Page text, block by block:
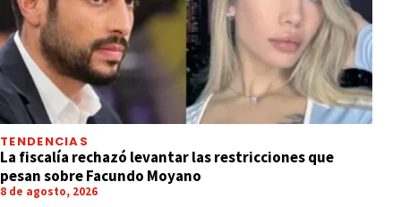
TENDENCIAS
La fiscalía rechazó levantar las restricciones que
pesan sobre Facundo Moyano
8 de agosto, 2026